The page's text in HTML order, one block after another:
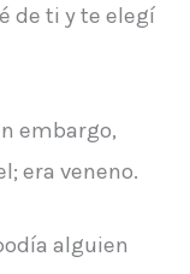
de ti y te elegí
embargo,
era veneno.
alguien